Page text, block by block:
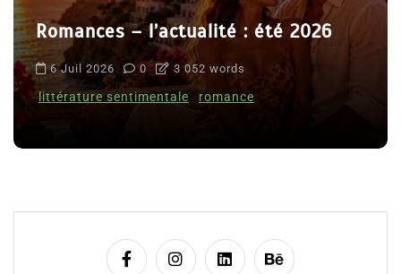
Romances – l’actualité : été 2026
6 Juil 2026 0 3 052 words
littérature sentimentale romance